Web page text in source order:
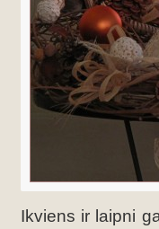
Ikviens ir laipni